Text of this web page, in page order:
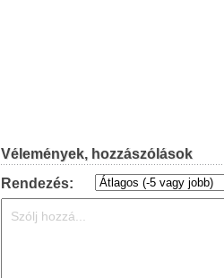
Vélemények, hozzászólások
Rendezés: